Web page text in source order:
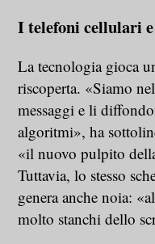
I telefoni cellulari
La tecnologia gioca
riscoperta. «Siamo
messaggi e li
algoritmi», ha
«il nuovo pulpito
Tuttavia, lo stesso
genera anche noia:
molto stanchi dello